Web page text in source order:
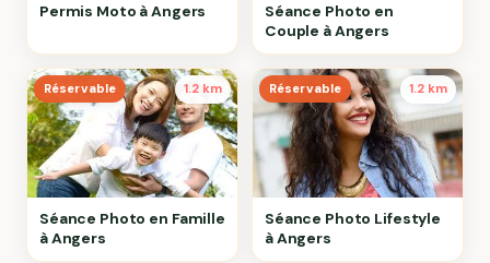
Permis Moto à Angers
Séance Photo en
Couple à Angers
Réservable 1.2 km
Séance Photo en Famille
à Angers
Réservable 1.2 km
Séance Photo Lifestyle
à Angers